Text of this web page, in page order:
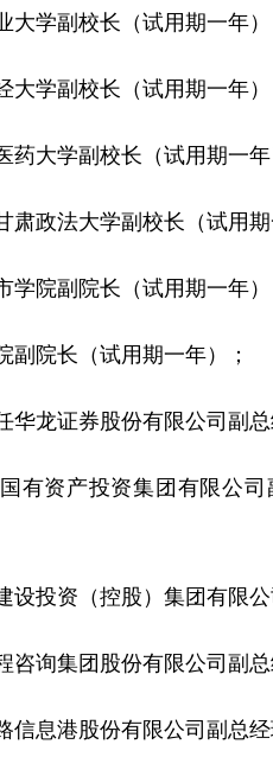
学副校长（试用期一年）
学副校长（试用期一年）
大学副校长（试用期一年
政法大学副校长（试用期
院副院长（试用期一年）
院长（试用期一年）；
龙证券股份有限公司副总
资产投资集团有限公司
投资（控股）集团有限公
询集团股份有限公司副总
息港股份有限公司副总经